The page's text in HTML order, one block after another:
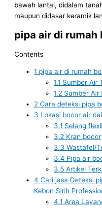
bawah lantai, didalam
maupun didasar keramik
pipa air di rumah
Contents
1 pipa air di rumah
1.1 Sumber Air
1.2 Sumber Air
2 Cara deteksi pipa
3 Lokasi bocor air
3.1 Selang
3.2 Kran bocor
3.3 Wastafel/
3.4 Pipa air
3.5 Artikel
4 Cari jasa Deteksi
Kebon Sirih
4.1 Area